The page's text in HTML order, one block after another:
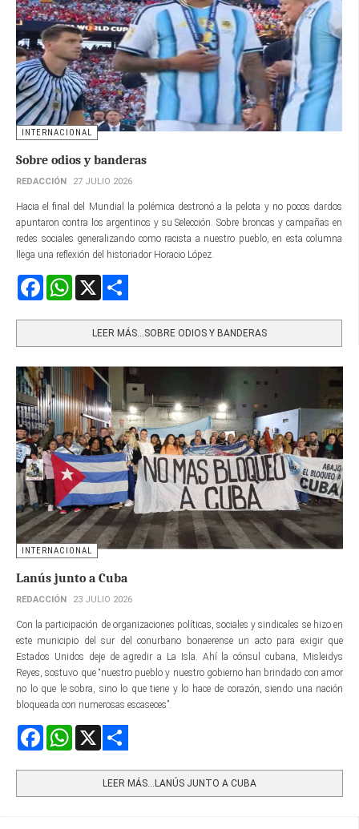
INTERNACIONAL
Sobre odios y banderas
REDACCIÓN 27 JULIO 2026
Hacia el final del Mundial la polémica destronó a la pelota y no pocos dardos
apuntaron contra los argentinos y su Selección. Sobre broncas y campañas en
redes sociales generalizando como racista a nuestro pueblo, en esta columna
llega una reflexión del historiador Horacio López.
FacebookWhatsApp
LEER MÁS…SOBRE ODIOS Y BANDERAS
INTERNACIONAL
Lanús junto a Cuba
REDACCIÓN 23 JULIO 2026
Con la participación de organizaciones políticas, sociales y sindicales se hizo en
este municipio del sur del conurbano bonaerense un acto para exigir que
Estados Unidos deje de agredir a La Isla. Ahí la cónsul cubana, Misleidys
Reyes, sostuvo que “nuestro pueblo y nuestro gobierno han brindado con amor
no lo que le sobra, sino lo que tiene y lo hace de corazón, siendo una nación
bloqueada con numerosas escaseces”.
FacebookWhatsApp
LEER MÁS…LANÚS JUNTO A CUBA